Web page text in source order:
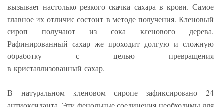
вызывает настолько резкого скачка сахара в крови. Самое
главное их отличие состоит в методе получения. Кленовый
сироп получают из сока кленового дерева.
Рафинированный сахар же проходит долгую и сложную
обработку с целью превращения
в кристаллизованный сахар.
В натуральном кленовом сиропе зафиксировано 24
антиоксиданта. Эти фенольные соединения необходимы для